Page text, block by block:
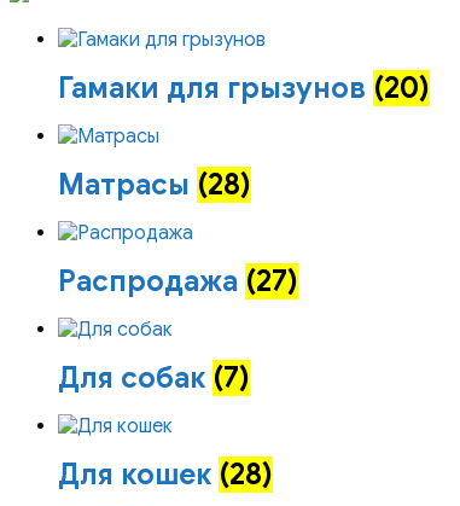
Гамаки для грызунов (20)
Матрасы (28)
Распродажа (27)
Для собак (7)
Для кошек (28)